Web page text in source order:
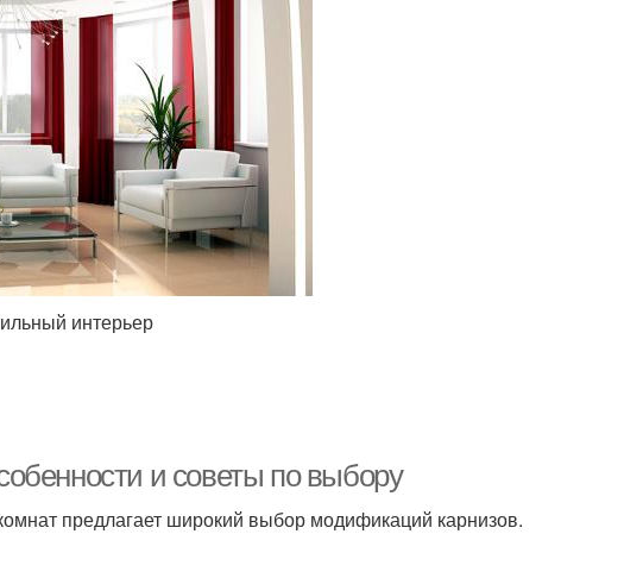
интерьер
и советы по выбору
предлагает широкий выбор модификаций карнизов.